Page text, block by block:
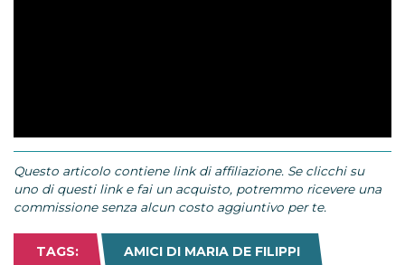
Questo articolo contiene link di affiliazione. Se clicchi su
uno di questi link e fai un acquisto, potremmo ricevere una
commissione senza alcun costo aggiuntivo per te.
TAGS: AMICI DI MARIA DE FILIPPI